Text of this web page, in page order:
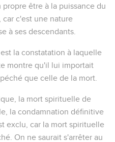
propre être à la puissance du
c'est une nature
à ses descendants.
la constatation à laquelle
montre qu'il lui importait
que celle de la mort.
la mort spirituelle de
la condamnation définitive
exclu, car la mort spirituelle
On ne saurait s'arrêter au